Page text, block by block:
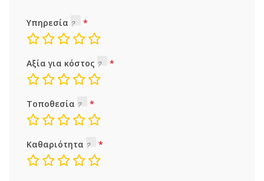
Υπηρεσία
Αξία για κόστος
Τοποθεσία
Καθαριότητα